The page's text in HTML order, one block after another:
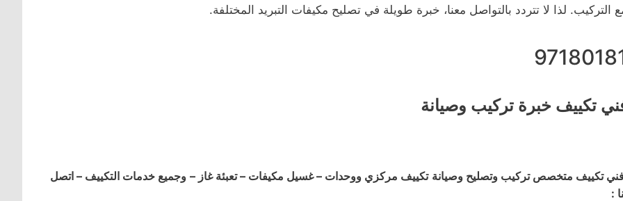
التركيب. لذا لا تتردد بالتواصل معنا، خبرة طويلة في تصليح مكيفات التبريد المختلفة.
تكييف خبرة تركيب وصيانة
تكييف متخصص تركيب وتصليح وصيانة تكييف مركزي ووحدات – غسيل مكيفات – تعبئة غاز – وجميع خدمات التكييف – اتصل
: